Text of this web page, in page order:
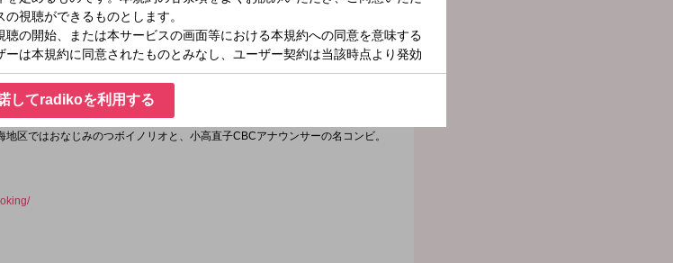
回りの日常など番組で取り上げる話題はすべて、リスナーの生活と密着した
よりは全国から毎日300通余り。
感あふれる究極の「井戸端会議」！
区ではおなじみのつボイノリオと、小高直子CBCアナウンサーの名コンビ。
してradikoを利用する